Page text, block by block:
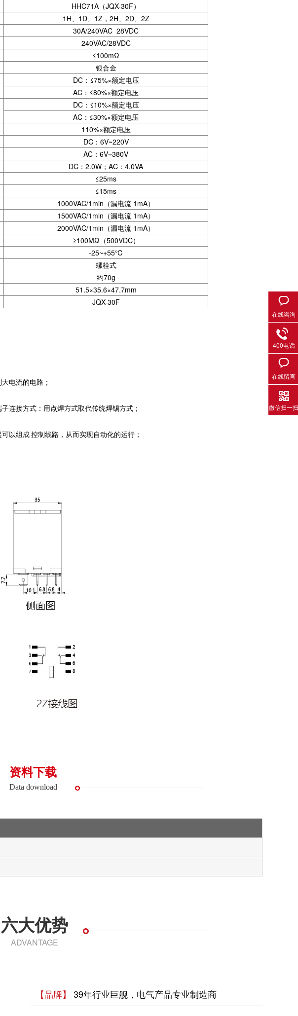
HHC71A（JQX-30F）
1H、1D、1Z，2H、2D、2Z
30A/240VAC 28VDC
240VAC/28VDC
≤100mΩ
银合金
DC：≤75%×额定电压
AC：≤80%×额定电压
DC：≤10%×额定电压
AC：≤30%×额定电压
110%×额定电压
DC：6V~220V
AC：6V~380V
DC：2.0W；AC：4.0VA
≤25ms
≤15ms
1000VAC/1min（漏电流 1mA）
1500VAC/1min（漏电流 1mA）
2000VAC/1min（漏电流 1mA）
≥100MΩ（500VDC）
-25~+55℃
螺栓式
约70g
51.5×35.6×47.7mm
JQX-30F
电流的电路；
连接方式：用点焊方式取代传统焊锡方式；
以组成 控制线路，从而实现自动化的运行；
资料下载
Data download
六大优势
ADVANTAGE
【品牌】 39年行业巨舰，电气产品专业制造商
在线咨询
400电话
在线留言
微信扫一扫